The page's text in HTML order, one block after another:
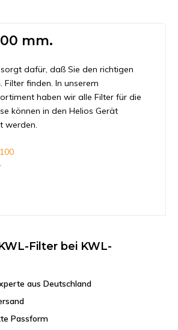
mm.
dafür, daß Sie den richtigen
Filter finden. In unserem
haben wir alle Filter für die
können in den Helios Gerät
werden.
Filter bei KWL-
aus Deutschland
Passform